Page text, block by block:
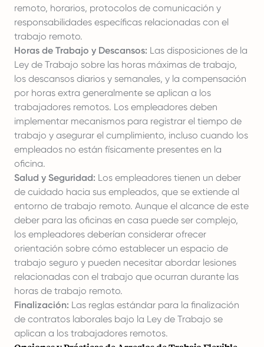
remoto, horarios, protocolos de comunicación y
responsabilidades específicas relacionadas con el
trabajo remoto.
Horas de Trabajo y Descansos: Las disposiciones de la
Ley de Trabajo sobre las horas máximas de trabajo,
los descansos diarios y semanales, y la compensación
por horas extra generalmente se aplican a los
trabajadores remotos. Los empleadores deben
implementar mecanismos para registrar el tiempo de
trabajo y asegurar el cumplimiento, incluso cuando los
empleados no están físicamente presentes en la
oficina.
Salud y Seguridad: Los empleadores tienen un deber
de cuidado hacia sus empleados, que se extiende al
entorno de trabajo remoto. Aunque el alcance de este
deber para las oficinas en casa puede ser complejo,
los empleadores deberían considerar ofrecer
orientación sobre cómo establecer un espacio de
trabajo seguro y pueden necesitar abordar lesiones
relacionadas con el trabajo que ocurran durante las
horas de trabajo remoto.
Finalización: Las reglas estándar para la finalización
de contratos laborales bajo la Ley de Trabajo se
aplican a los trabajadores remotos.